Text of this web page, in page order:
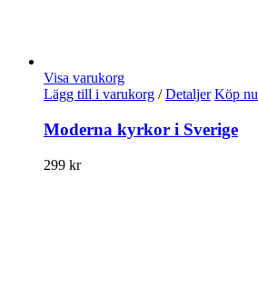
Visa varukorg
Lägg till i varukorg / Detaljer Köp nu
Moderna kyrkor i Sverige
299 kr